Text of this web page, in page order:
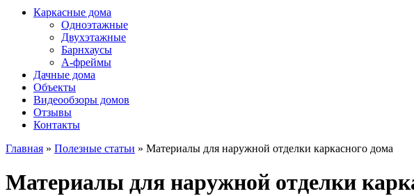
Каркасные дома
Одноэтажные
Двухэтажные
Барнхаусы
А-фреймы
Дачные дома
Объекты
Видеообзоры домов
Отзывы
Контакты
Главная » Полезные статьи » Материалы для наружной отделки каркасного дома
Материалы для наружной отделки